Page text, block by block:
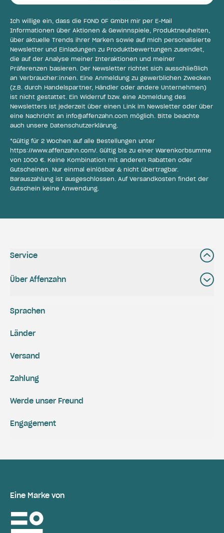
Ich willige ein, dass die FOND OF GmbH mir per E-Mail
Informationen über Aktionen & Gewinnspiele, Produktneuheiten,
über aktuelle Trends ihrer Marken sowie auf mich personalisierte
Newsletter und Einladungen zu Produktbewertungen zusendet,
die auf der Analyse meiner Interaktionen und meiner
Präferenzen basieren. Der Newsletter richtet sich ausschließlich
an Verbraucher:innen. Eine Anmeldung zu gewerblichen Zwecken
(z.B. durch Handelspartner, Händler oder andere Unternehmen)
ist nicht gestattet. Ein Widerruf bzw. eine Abmeldung des
Newsletters ist jederzeit über einen Link im Newsletter oder über
eine Nachricht an info@affenzahn.com möglich. Bitte beachte
auch unsere Datenschutzerklärung.
*Gültig für 2 Wochen auf alle Bestellungen unter
https://www.affenzahn.com/. Gültig bis zu einer Warenkorbsumme
von 1000 €. Keine Kombination mit anderen Rabatten oder
Gutscheinen. Nur einmal einlösbar & nicht übertragbar.
Barauszahlung ist ausgeschlossen. Auf Versandkosten findet der
Gutschein keine Anwendung.
Service
Über Affenzahn
Versand
Zahlung
Engagement
Werde unser Freund
Sprachen
Länder
Eine Marke von